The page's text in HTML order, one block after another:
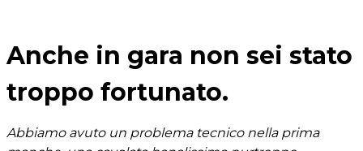
Anche in gara non sei stato
troppo fortunato.
Abbiamo avuto un problema tecnico nella prima